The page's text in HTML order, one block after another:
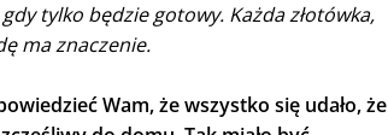
tylko będzie gotowy. Każda złotówka,
ma znaczenie.
Wam, że wszystko się udało, że